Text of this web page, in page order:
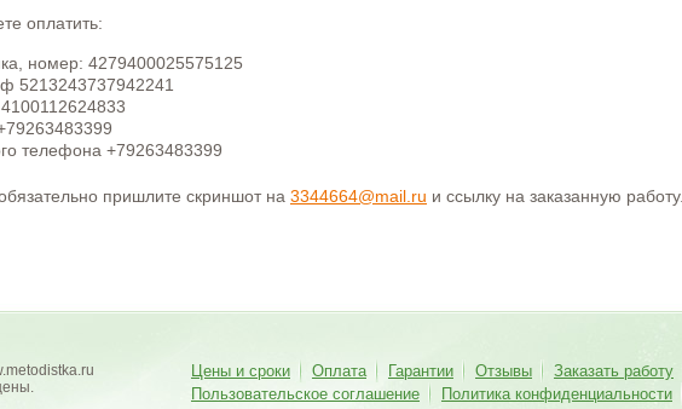
оплатить:
номер: 4279400025575125
5213243737942241
телефона +79263483399
пришлите скриншот на 3344664@mail.ru и ссылку на заказанную работу.
Цены и сроки Оплата Гарантии Отзывы Заказать работу
Пользовательское соглашение
Политика конфиденциальности